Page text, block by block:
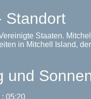
Standort
Staaten.
in Mitchell Island,
und
05:20